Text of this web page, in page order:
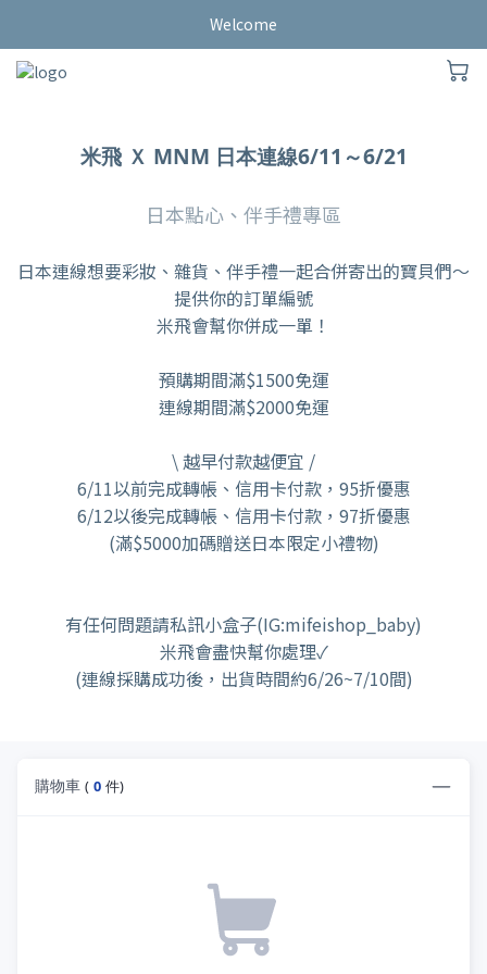
Welcome
米飛 Ｘ MNM 日本連線6/11～6/21
日本點心、伴手禮專區
日本連線想要彩妝、雜貨、伴手禮一起合併寄出的寶貝們～
提供你的訂單編號
米飛會幫你併成一單！
預購期間滿$1500免運
連線期間滿$2000免運
\ 越早付款越便宜 /
6/11以前完成轉帳、信用卡付款，95折優惠
6/12以後完成轉帳、信用卡付款，97折優惠
(滿$5000加碼贈送日本限定小禮物)
有任何問題請私訊小盒子(IG:mifeishop_baby)
米飛會盡快幫你處理✓
(連線採購成功後，出貨時間約6/26~7/10間)
購物車 ( 0 件)